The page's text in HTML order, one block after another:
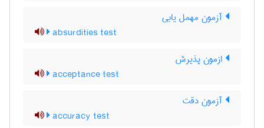
آزمون مهمل یابی
absurdities test
ازمون پذیرش
acceptance test
آزمون دقت
accuracy test